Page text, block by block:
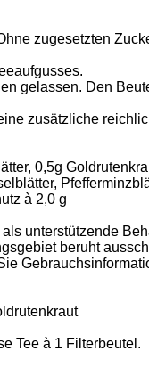
zugesetzten
gelassen. Den
zusätzliche
0,5g
à 2,0 g
unterstützende
beruht
Tee à 1 Filterbeutel.